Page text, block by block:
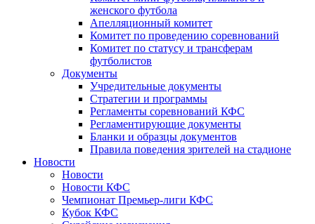
женского футбола
Апелляционный комитет
Комитет по проведению соревнований
Комитет по статусу и трансферам
футболистов
Документы
Учредительные документы
Стратегии и программы
Регламенты соревнований КФС
Регламентирующие документы
Бланки и образцы документов
Правила поведения зрителей на стадионе
Новости
Новости
Новости КФС
Чемпионат Премьер-лиги КФС
Кубок КФС